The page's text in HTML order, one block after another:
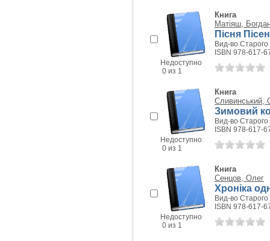
Недоступно
0 из 1
Книга
Матіяш,
Пісня
Вид-во Старого
ISBN 978-617-
Недоступно
0 из 1
Книга
Сливинський,
Зимовий
Вид-во Старого
ISBN 978-617-
Недоступно
0 из 1
Книга
Сенцов, Олег
Хроніка
Вид-во Старого
ISBN 978-617-